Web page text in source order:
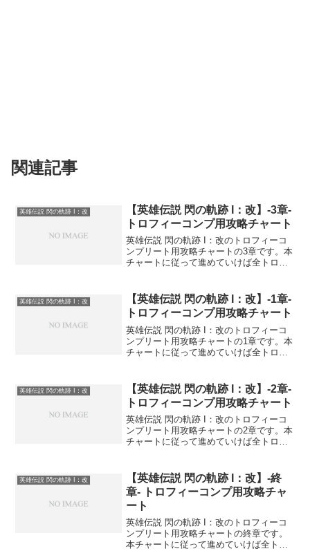
関連記事
英雄伝説 閃の軌跡 I：改
【英雄伝説 閃の軌跡 I：改】-3章-
トロフィーコンプ用攻略チャート
英雄伝説 閃の軌跡 I：改のトロフィーコ
ンプリート用攻略チャートの3章です。本
チャートに従って進めていけば全トロフ
英雄伝説 閃の軌跡 I：改
【英雄伝説 閃の軌跡 I：改】-1章-
トロフィーコンプ用攻略チャート
英雄伝説 閃の軌跡 I：改のトロフィーコ
ンプリート用攻略チャートの1章です。本
チャートに従って進めていけば全トロフ
英雄伝説 閃の軌跡 I：改
【英雄伝説 閃の軌跡 I：改】-2章-
トロフィーコンプ用攻略チャート
英雄伝説 閃の軌跡 I：改のトロフィーコ
ンプリート用攻略チャートの2章です。本
チャートに従って進めていけば全トロフ
英雄伝説 閃の軌跡 I：改
【英雄伝説 閃の軌跡 I：改】-終
章- トロフィーコンプ用攻略チャ
ート
英雄伝説 閃の軌跡 I：改のトロフィーコ
ンプリート用攻略チャートの終章です。
本チャートに従って進めていけば全トロ